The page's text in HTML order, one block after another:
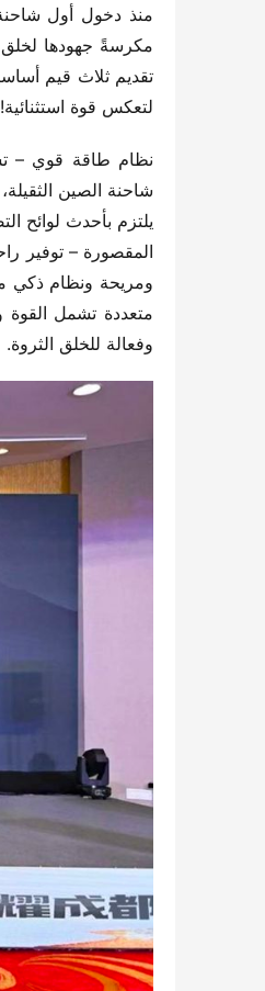
لتعكس قوة استثنائية!
وفعالة للخلق الثروة.